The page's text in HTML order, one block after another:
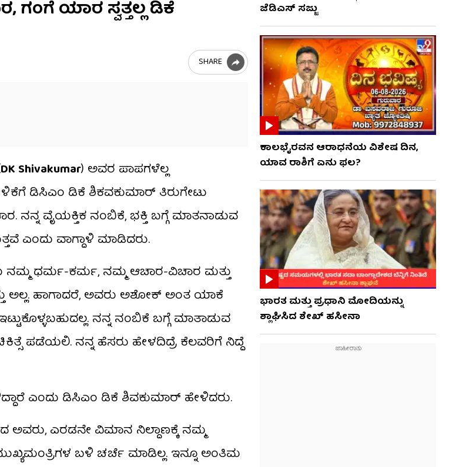
ಗಂಗೆ ಯಾರ ಸ್ವತ್ತಲ್ಲ ಡಿಕೆ
SHARE
DK Shivakumar) ಅವರ ಪಾಪಗಳೆಲ್ಲ
ಡಿಸಿಎಂ ಡಿಕೆ ಶಿಕವಕುಮಾರ್​ ತಿರುಗೇಟು
ನನ್ನ ವೈಯಕ್ತಿಕ ನಂಬಿಕೆ, ಭಕ್ತಿ ಬಗ್ಗೆ ಮಾತನಾಡುವ
ಎಂದು ವಾಗ್ದಾಳಿ ಮಾಡಿದರು.
ನಮ್ಮ ಧರ್ಮ-ಕರ್ಮ, ನಮ್ಮ ಆಚಾರ-ವಿಚಾರ ಮತ್ತು
ಅಲ್ಲ. ಹಾಗಾದರೆ, ಅವರು ಅಶೋಕ್ ಅಂತ ಯಾಕೆ
ನನ್ನ ನಂಬಿಕೆ ಬಗ್ಗೆ ಮಾತಾಡುವ
ಪಡೆಯಲಿ. ನನ್ನ ಹೆಸರು ಹೇಳದಿದ್ರೆ ಕೆಲವರಿಗೆ ನಿದ್ದೆ
ಎಂದು ಡಿಸಿಎಂ ಡಿಕೆ ಶಿವಕುಮಾರ್​ ಹೇಳಿದರು.
ಅವರು, ಎರಡನೇ ವಿಮಾನ ನಿಲ್ದಾಣಕ್ಕೆ ನಮ್ಮ
ಮುಖ್ಯಮಂತ್ರಿಗಳ ಬಳಿ ಚರ್ಚೆ ಮಾಡಿಲ್ಲ. ಇನ್ನೂ ಅಂತಿಮ
ಜೆಡಿಎಸ್ ಸಜ್ಜು
ಕಾಲಭೈರವನ ಆರಾಧನೆಯ ವಿಶೇಷ ದಿನ,
ಯಾವ ರಾಶಿಗೆ ಏನು ಫಲ?
ಭಾರತ ಮತ್ತು ಪ್ರಧಾನಿ ಮೋದಿಯನ್ನು
ಶ್ಲಾಘಿಸಿದ ಶೇಖ್ ಹಸೀನಾ